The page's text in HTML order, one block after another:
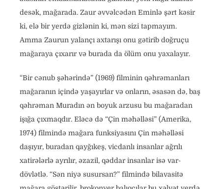
desək, mağarada. Zaur əvvəlcədən Eminlə şərt kəsir
ki, elə bir yerdə gizlənin ki, mən sizi tapmayım.
Amma Zaurun yalançı axtarışı onu gətirib doğruçu
mağaraya çıxarır və burada da ölüm onu yaxalayır.
“Bir cənub şəhərində” (1969) filminin qəhrəmanları
mağaranın içində yaşayırlar və onların, əsasən də, baş
qəhrəman Muradın ən boyuk arzusu bu mağaradan
işığa çıxmaqdır. Eləcə də “Çin məhəlləsi” (Amerika,
1974) filmində mağara funksiyasını Çin məhəlləsi
daşıyır, buradan qayğıkeş, vicdanlı insanlar ağrılı
xatirələrlə ayrılır, əzazil, qəddar insanlar isə var-
dövlətlə. “Sən niyə susursan?” filmində bilavasitə